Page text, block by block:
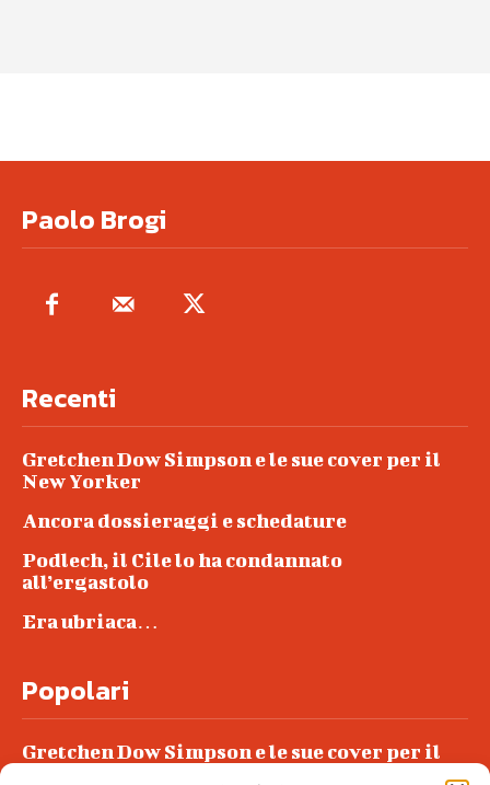
Paolo Brogi
Recenti
Gretchen Dow Simpson e le sue cover per il
New Yorker
Ancora dossieraggi e schedature
Podlech, il Cile lo ha condannato
all’ergastolo
Era ubriaca…
Popolari
Gretchen Dow Simpson e le sue cover per il